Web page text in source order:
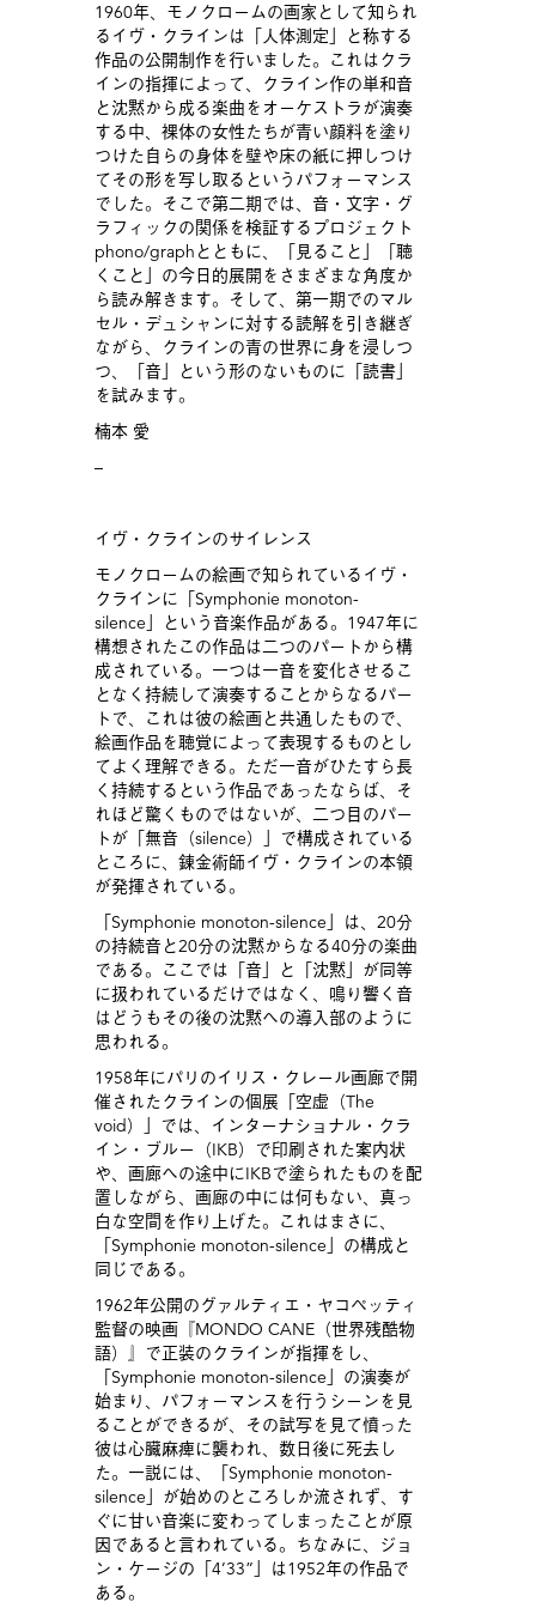
1960年、モノクロームの画家として知られ
るイヴ・クラインは「人体測定」と称する
作品の公開制作を行いました。これはクラ
インの指揮によって、クライン作の単和音
と沈黙から成る楽曲をオーケストラが演奏
する中、裸体の女性たちが青い顔料を塗り
つけた自らの身体を壁や床の紙に押しつけ
てその形を写し取るというパフォーマンス
でした。そこで第二期では、音・文字・グ
ラフィックの関係を検証するプロジェクト
phono/graphとともに、「見ること」「聴
くこと」の今日的展開をさまざまな角度か
ら読み解きます。そして、第一期でのマル
セル・デュシャンに対する読解を引き継ぎ
ながら、クラインの青の世界に身を浸しつ
つ、「音」という形のないものに「読書」
を試みます。
楠本 愛
–
イヴ・クラインのサイレンス
モノクロームの絵画で知られているイヴ・
クラインに「Symphonie monoton-
silence」という音楽作品がある。1947年に
構想されたこの作品は二つのパートから構
成されている。一つは一音を変化させるこ
となく持続して演奏することからなるパー
トで、これは彼の絵画と共通したもので、
絵画作品を聴覚によって表現するものとし
てよく理解できる。ただ一音がひたすら長
く持続するという作品であったならば、そ
れほど驚くものではないが、二つ目のパー
トが「無音（silence）」で構成されている
ところに、錬金術師イヴ・クラインの本領
が発揮されている。
「Symphonie monoton-silence」は、20分
の持続音と20分の沈黙からなる40分の楽曲
である。ここでは「音」と「沈黙」が同等
に扱われているだけではなく、鳴り響く音
はどうもその後の沈黙への導入部のように
思われる。
1958年にパリのイリス・クレール画廊で開
催されたクラインの個展「空虚（The
void）」では、インターナショナル・クラ
イン・ブルー（IKB）で印刷された案内状
や、画廊への途中にIKBで塗られたものを配
置しながら、画廊の中には何もない、真っ
白な空間を作り上げた。これはまさに、
「Symphonie monoton-silence」の構成と
同じである。
1962年公開のグァルティエ・ヤコペッティ
監督の映画『MONDO CANE（世界残酷物
語）』で正装のクラインが指揮をし、
「Symphonie monoton-silence」の演奏が
始まり、パフォーマンスを行うシーンを見
ることができるが、その試写を見て憤った
彼は心臓麻痺に襲われ、数日後に死去し
た。一説には、「Symphonie monoton-
silence」が始めのところしか流されず、す
ぐに甘い音楽に変わってしまったことが原
因であると言われている。ちなみに、ジョ
ン・ケージの「4’33”」は1952年の作品で
ある。